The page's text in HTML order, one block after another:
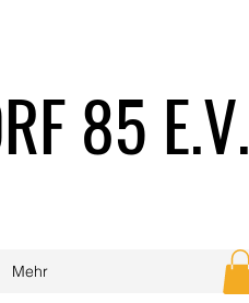
85 E.V.
Mehr